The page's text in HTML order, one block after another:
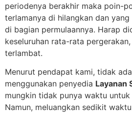
periodenya berakhir maka poin-
terlamanya di hilangkan dan
di bagian permulaannya. Harap
keseluruhan rata-rata
terlambat.
Menurut pendapat kami, tidak
menggunakan penyedia Layanan
mungkin tidak punya waktu
Namun, meluangkan sedikit